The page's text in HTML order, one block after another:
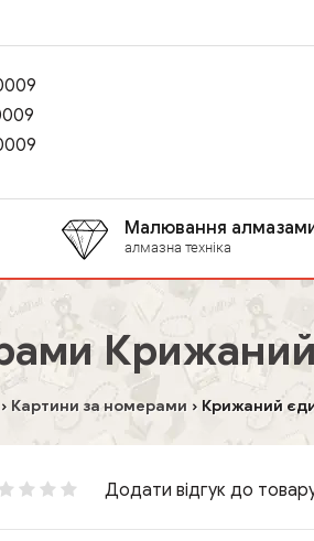
Малювання
алмазна техніка
Картини за номерами Крижаний
Додати відгук до